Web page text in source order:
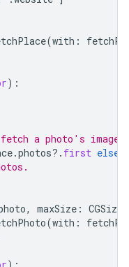
(with :
):
a photo's image.
.photos?. first else
, maxSize :
(with :